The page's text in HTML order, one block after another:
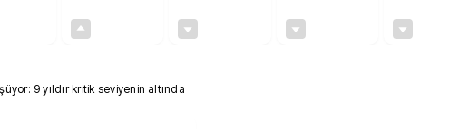
9 yıldır kritik seviyenin altında